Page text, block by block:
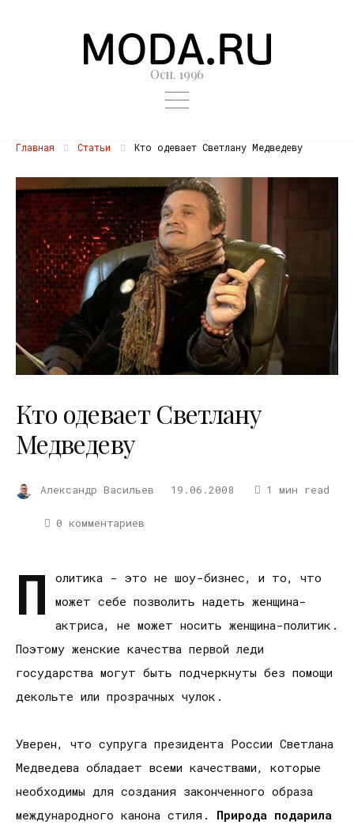
Осн. 1996
Главная Статьи Кто одевает Светлану Медведеву
Кто одевает Светлану
Медведеву
Александр Васильев 19.06.2008 1 мин read
0 комментариев
П
олитика - это не шоу-бизнес, и то, что
может себе позволить надеть женщина-
актриса, не может носить женщина-политик.
Поэтому женские качества первой леди
государства могут быть подчеркнуты без помощи
декольте или прозрачных чулок.
Уверен, что супруга президента России Светлана
Медведева обладает всеми качествами, которые
необходимы для создания законченного образа
международного канона стиля. Природа подарила